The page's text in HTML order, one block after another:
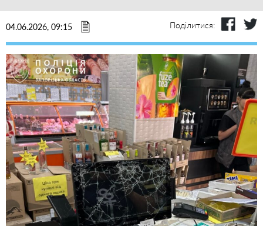
04.06.2026, 09:15 Поділитися: